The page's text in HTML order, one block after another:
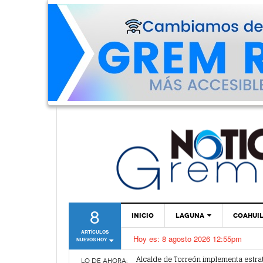
8
ARTÍCULOS
NUEVOS HOY
INICIO LAGUNA
TORREÓN
GÓMEZ PALACIO
Hoy es: 8 agosto 2026 12:55pm
LO DE AHORA:
Alcalde de Torreón implementa